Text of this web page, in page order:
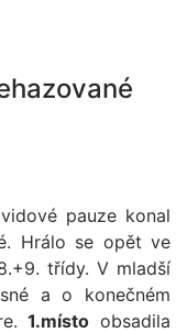
pauze konal
Hrálo se opět ve
třídy. V mladší
a o konečném
1.místo obsadila